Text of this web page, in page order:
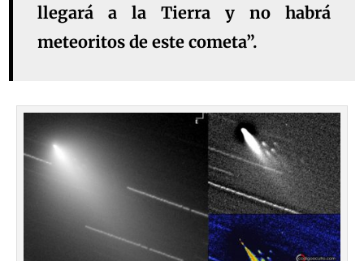
llegará a la Tierra y no habrá
meteoritos de este cometa”.